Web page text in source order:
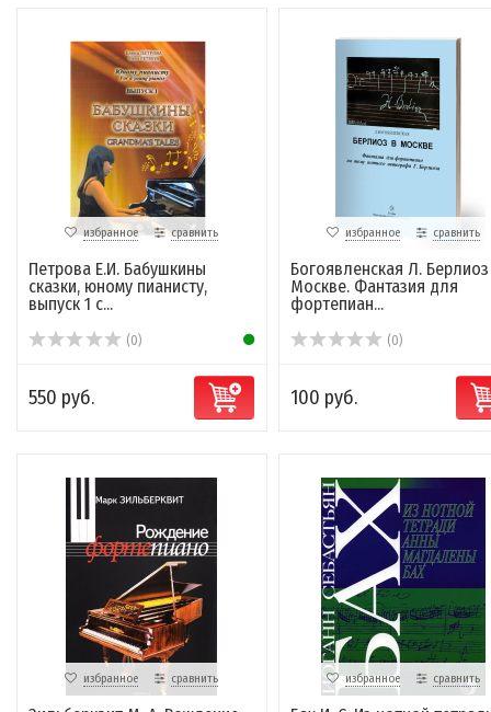
избранное сравнить
Петрова Е.И. Бабушкины
сказки, юному пианисту,
выпуск 1 с...
(0)
550 руб.
избранное сравнить
Богоявленская Л.
Москве. Фантазия для
фортепиан...
(0)
100 руб.
избранное сравнить избранное сравнить